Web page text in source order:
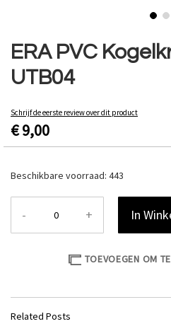
ERA PVC
UTB04
Schrijf de eerste review over dit product
€ 9,00
Beschikbare voorraad: 443
- + In
TOEVOEGEN OM
naar
het
begin
van
afbeeldingen-
gallerij
Related Posts